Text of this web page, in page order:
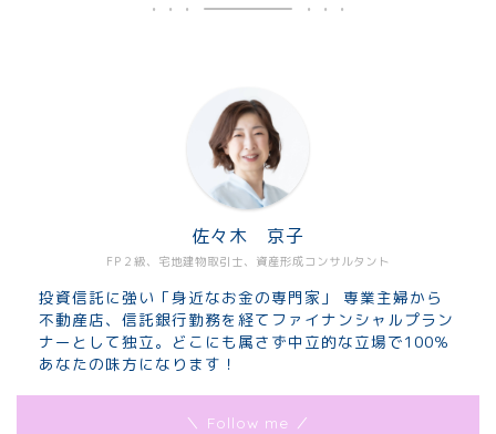
FP２級、宅地建物取引士、資産形成コンサルタント
佐々木 京子
投資信託に強い「身近なお金の専門家」 専業主婦から
不動産店、信託銀行勤務を経てファイナンシャルプラン
ナーとして独立。どこにも属さず中立的な立場で100％
あなたの味方になります！
＼ Follow me ／